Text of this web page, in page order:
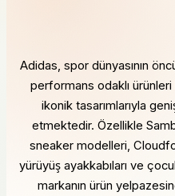
Adidas, spor dünyasının
performans odaklı
ikonik tasarımlarıyla
etmektedir. Özellikle
sneaker modelleri,
yürüyüş ayakkabıları ve
markanın ürün